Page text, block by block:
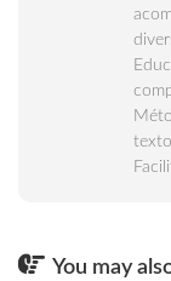
You may